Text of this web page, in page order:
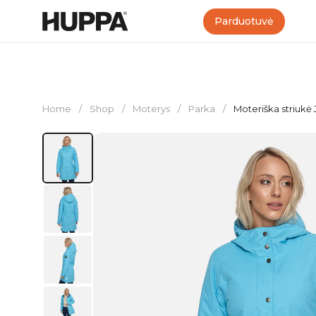
Parduotuvė
Home / Shop / Moterys / Parka / Moteriška striukė